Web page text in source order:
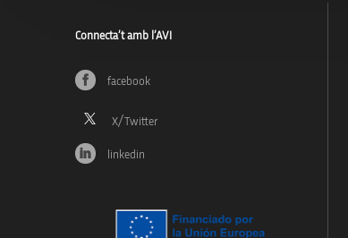
Connecta’t amb l’AVI
facebook
linkedin